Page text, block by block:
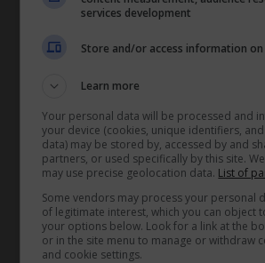
normativecoinvolte (privacy,
media).
La prima parte dovrebbe
responsabilità. Poi vanno chiariti i
divieto di discriminazioni o
sezioni dedicate ai singoli canali:
per i gruppi informali, gestione
Per lasolidità giuridica , la
accordi sindacali e contratti di
services development
Store and/or access information on
Learn more
Your personal data will be processed and
your device (cookies, unique identifiers,
data) may be stored by, accessed by and
partners, or used specifically by this site.
may use precise geolocation data. List of
Some vendors may process your personal
of legitimate interest, which you can object
your options below. Look for a link at the
or in the site menu to manage or withdraw
and cookie settings.